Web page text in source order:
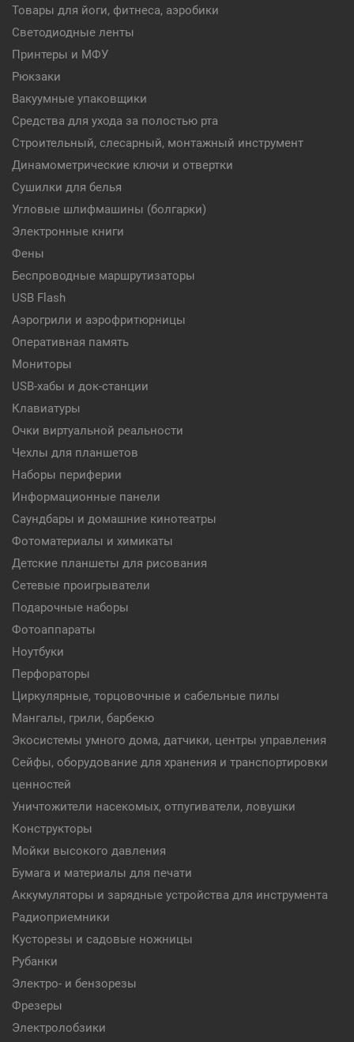
Товары для йоги, фитнеса, аэробики
Светодиодные ленты
Принтеры и МФУ
Рюкзаки
Вакуумные упаковщики
Средства для ухода за полостью рта
Строительный, слесарный, монтажный инструмент
Динамометрические ключи и отвертки
Сушилки для белья
Угловые шлифмашины (болгарки)
Электронные книги
Фены
Беспроводные маршрутизаторы
USB Flash
Аэрогрили и аэрофритюрницы
Оперативная память
Мониторы
USB-хабы и док-станции
Клавиатуры
Очки виртуальной реальности
Чехлы для планшетов
Наборы периферии
Информационные панели
Саундбары и домашние кинотеатры
Фотоматериалы и химикаты
Детские планшеты для рисования
Сетевые проигрыватели
Подарочные наборы
Фотоаппараты
Ноутбуки
Перфораторы
Циркулярные, торцовочные и сабельные пилы
Мангалы, грили, барбекю
Экосистемы умного дома, датчики, центры управления
Сейфы, оборудование для хранения и транспортировки
ценностей
Уничтожители насекомых, отпугиватели, ловушки
Конструкторы
Мойки высокого давления
Бумага и материалы для печати
Аккумуляторы и зарядные устройства для инструмента
Радиоприемники
Кусторезы и садовые ножницы
Рубанки
Электро- и бензорезы
Фрезеры
Электролобзики